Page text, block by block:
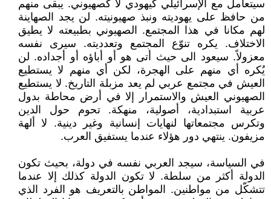
سيتعامل مع الإسرائيلي كيهودي لا كصهيوني. يبقى منهم
من حافظ على يهوديته ونبذ صهيونيته. لن يجد الصهاينة
لهم مكانا في هذا المجتمع. الصهيوني بطبيعته لا يطيق
الاختلاف. يكره تنوّع المجتمع وتعدديته. سيرى نفسه
معزولاً. سيعود الى حيث أتى هو أو أباؤه أو أجداده. لن
يُكره أي منهم على الهجرة، لكن أي منهم لا يستطيع
العيش في مجتمع عربي لم يعد مزبلة التاريخ. لا يستطيع
الصهيوني العيش والاستمرار إلا في أرض محاطة بدول
عربية استبدادية، أصولية، منهكة. تحوم حول الدين
وتكرس مجتمعاتها لنهايات إنسانية وغير دينية. لا ألهة
مزيفون. ينتهي دور هؤلاء عندما يستفيق العرب.
في السياسة، سيجد العربي نفسه في دولة، بحيث تكون
الدولة أكثر من سلطة. لا تكون الدولة كذلك إلا عندما
تتشكّل من مواطنين. المواطن بالتعريف هو الفرد الذي